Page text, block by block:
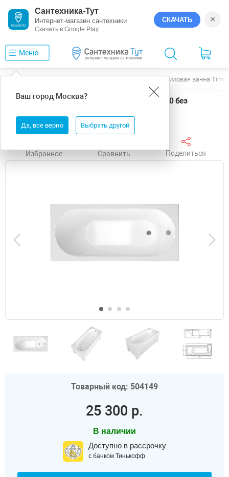
Сантехника-Тут
Интернет-магазин сантехники
Скачать в Google Play
СКАЧАТЬ ×
Меню
Ваш город Москва?
Да, все верно Выбрать другой
Акриловая ванна
Акриловая ванна Timo Roha 170x70 ROHA1770 без
Избранное Сравнить Поделиться
Товарный код: 504149
25 300 р.
В наличии
Доступно в рассрочку
с банком Тинькофф